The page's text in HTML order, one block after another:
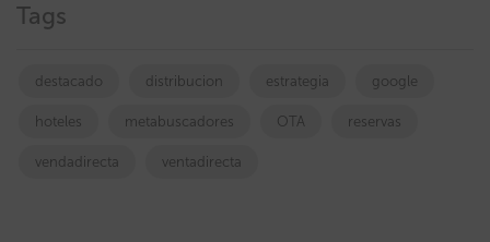
Tags
destacado distribucion estrategia google
hoteles metabuscadores OTA reservas
vendadirecta ventadirecta